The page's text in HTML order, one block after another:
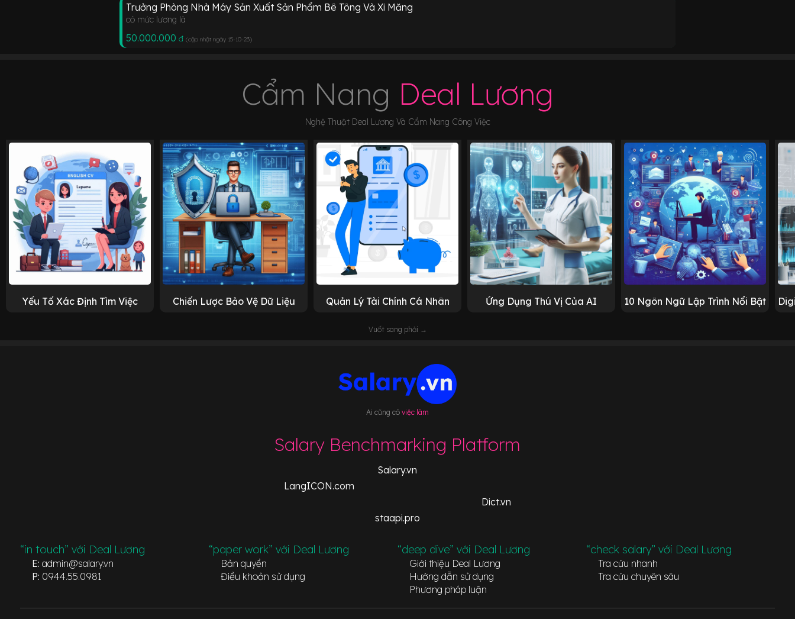
Trưởng Phòng Nhà Máy Sản Xuất Sản Phẩm Bê Tông Và Xi Măng
có mức lương là
50.000.000 đ (cập nhật ngày 15-10-23)
Cẩm Nang Deal Lương
Nghệ Thuật Deal Lương Và Cẩm Nang Công Việc
Yếu Tố Xác Định Tìm Việc Chiến Lược Bảo Vệ Dữ Liệu Quản Lý Tài Chính Cá Nhân Ứng Dụng Thú Vị Của AI 10 Ngôn Ngữ Lập Trình Nổi Bật
Vuốt sang phải →
Ai cũng cóviệc làm
Salary Benchmarking Platform
Salary.vn
LangICON.com
Dict.vn
staapi.pro
“in touch” với Deal Lương
E: admin@salary.vn
P: 0944.55.0981
“paper work” với Deal Lương
Bản quyền
Điều khoản sử dụng
“deep dive” với Deal Lương
Giới thiệu Deal Lương
Hướng dẫn sử dụng
Phương pháp luận
“check salary” với Deal Lương
Tra cứu nhanh
Tra cứu chuyên sâu